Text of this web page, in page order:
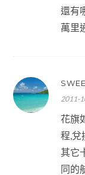
還有
萬里
2011-
花旗
程,兌
其它
同的